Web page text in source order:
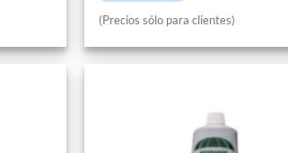
(Precios sólo para clientes)